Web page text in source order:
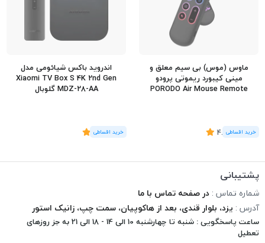
ماوس (موس) بی سیم معلق و
مینی کیبورد ریموتی پرودو
PORODO Air Mouse Remote
(3 رای)
4.67
اندروید باکس شیائومی مدل
Xiaomi TV Box S 4K 2nd Gen
MDZ-28-AA گلوبال
(11 رای)
5
پشتیبانی
شماره تماس : در صفحه تماس با ما
آدرس : یزد، بلوار قندی، بعد از هاکوپیان، سمت چپ، زانیک استور
ساعت پاسخگویی : شنبه تا چهارشنبه 10 الی 14 - 18 الی 21 به جز روزهای
تعطیل